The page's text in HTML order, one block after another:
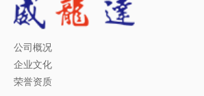
公司概况
企业文化
荣誉资质